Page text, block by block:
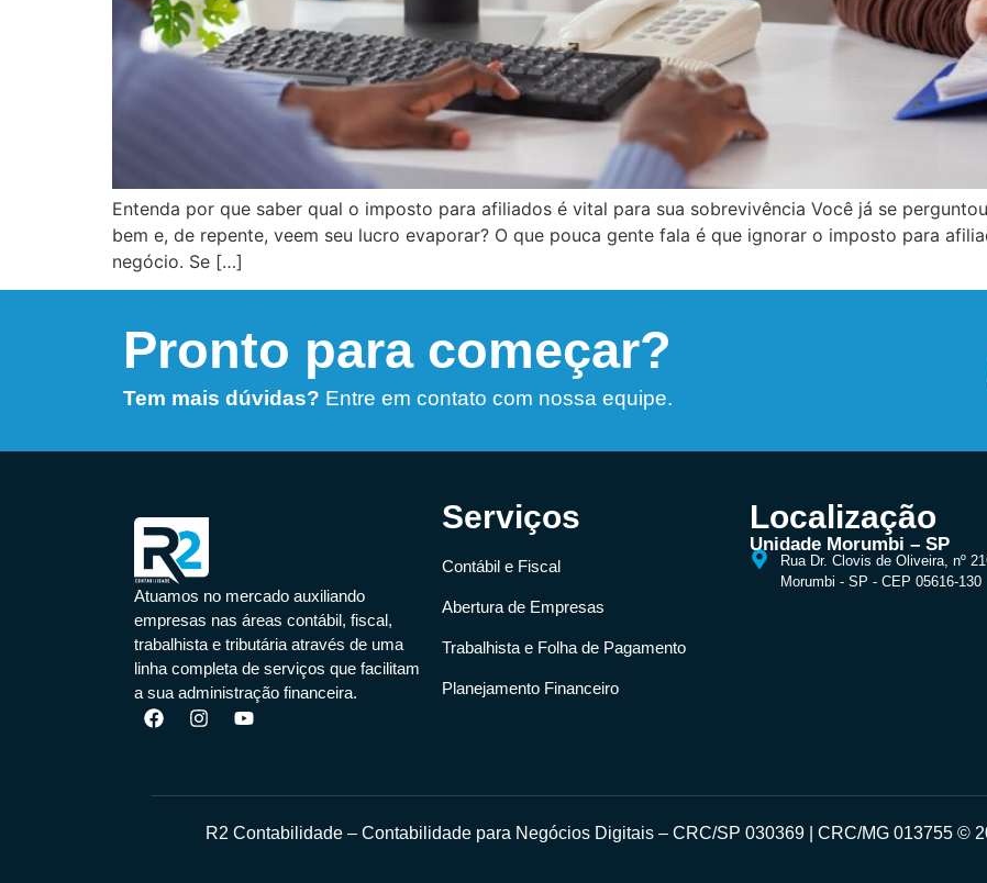
Entenda por que saber qual o imposto para afiliados é vital para sua sobrevivência Você já se
bem e, de repente, veem seu lucro evaporar? O que pouca gente fala é que ignorar o imposto para
negócio. Se […]
Pronto para começar?
Tem mais dúvidas? Entre em contato com nossa equipe.
Atuamos no mercado auxiliando
empresas nas áreas contábil, fiscal,
trabalhista e tributária através de uma
linha completa de serviços que facilitam
a sua administração financeira.
Serviços
Contábil e Fiscal
Abertura de Empresas
Trabalhista e Folha de Pagamento
Planejamento Financeiro
Localização
Unidade Morumbi – SP
Rua Dr. Clovis de Oliveira, nº
Morumbi - SP - CEP 05616-130
R2 Contabilidade – Contabilidade para Negócios Digitais – CRC/SP 030369 | CRC/MG 013755 ©